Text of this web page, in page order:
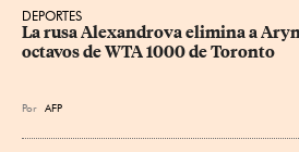
DEPORTES
La rusa Alexandrova elimina a
octavos de WTA 1000 de Toronto
Por AFP